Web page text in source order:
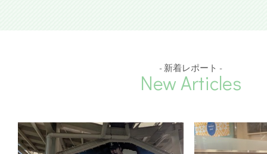
- 新着レポート -
New Articles